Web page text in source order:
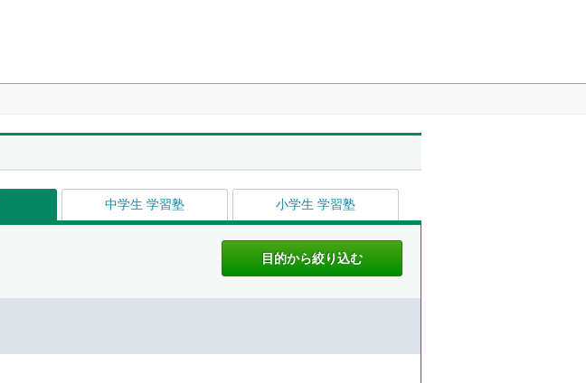
中学生 学習塾 小学生 学習塾